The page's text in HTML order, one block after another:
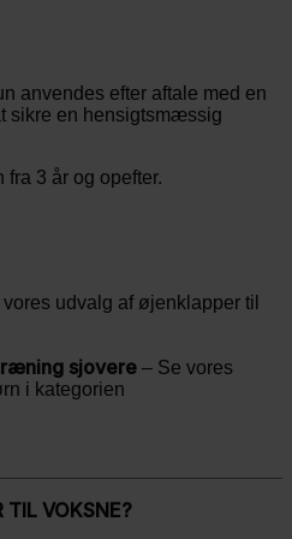
anvendes efter aftale med en
sikre en hensigtsmæssig
3 år og opefter.
vores udvalg af øjenklapper til
sjovere – Se vores
i kategorien
TIL VOKSNE?